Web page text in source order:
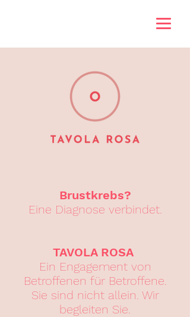
Brustkrebs?
Eine Diagnose verbindet.
TAVOLA ROSA
Ein Engagement von
Betroffenen für Betroffene.
Sie sind nicht allein. Wir
begleiten Sie.